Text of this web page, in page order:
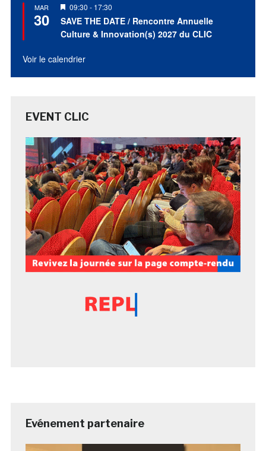
MAR
30
Mis
en
avant
09:30 - 17:30
SAVE THE DATE / Rencontre Annuelle
Culture & Innovation(s) 2027 du CLIC
Voir le calendrier
EVENT CLIC
Evénement partenaire